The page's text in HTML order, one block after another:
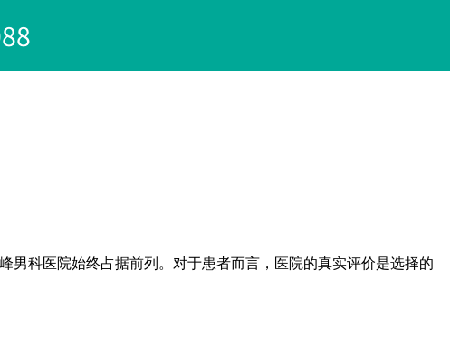
男科医院始终占据前列。对于患者而言，医院的真实评价是选择的